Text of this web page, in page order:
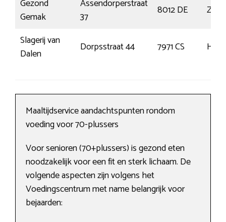
Gezond
Gemak
Assendorperstraat
37
8012 DE
Slagerij van
Dalen
Dorpsstraat 44 7971 CS
Maaltijdservice aandachtspunten rondom
voeding voor 70-plussers
Voor senioren (70+plussers) is gezond eten
noodzakelijk voor een fit en sterk lichaam. De
volgende aspecten zijn volgens het
Voedingscentrum met name belangrijk voor
bejaarden: